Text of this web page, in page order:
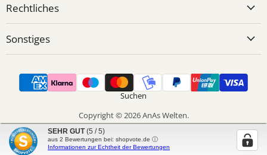
Rechtliches
Sonstiges
Suchen
Copyright © 2026 AnAs Welten.
Powered by Shopify
SEHR GUT (5 / 5)
aus 2 Bewertungen bei: shopvote.de ⓘ
Informationen zur Echtheit der Bewertungen